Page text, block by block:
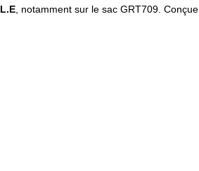
, notamment sur le sac GRT709. Conçue